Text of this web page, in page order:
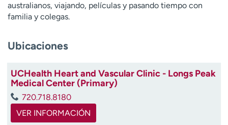
australianos, viajando, películas y pasando tiempo con
familia y colegas.
Ubicaciones
UCHealth Heart and Vascular Clinic - Longs Peak
Medical Center (Primary)
720.718.8180
VER INFORMACIÓN